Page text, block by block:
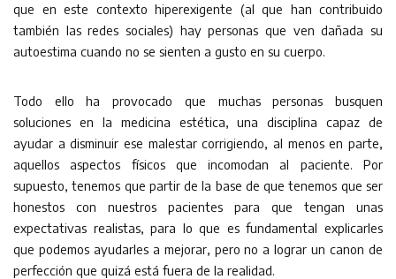
que en este contexto hiperexigente (al que han contribuido
también las redes sociales) hay personas que ven dañada su
autoestima cuando no se sienten a gusto en su cuerpo.
Todo ello ha provocado que muchas personas busquen
soluciones en la medicina estética, una disciplina capaz de
ayudar a disminuir ese malestar corrigiendo, al menos en parte,
aquellos aspectos físicos que incomodan al paciente. Por
supuesto, tenemos que partir de la base de que tenemos que ser
honestos con nuestros pacientes para que tengan unas
expectativas realistas, para lo que es fundamental explicarles
que podemos ayudarles a mejorar, pero no a lograr un canon de
perfección que quizá está fuera de la realidad.